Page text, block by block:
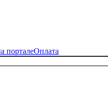
порталеОплата